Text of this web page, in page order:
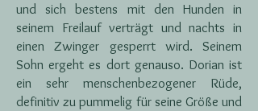
und sich bestens mit den Hunden in
seinem Freilauf verträgt und nachts in
einen Zwinger gesperrt wird. Seinem
Sohn ergeht es dort genauso. Dorian ist
ein sehr menschenbezogener Rüde,
definitiv zu pummelig für seine Größe und